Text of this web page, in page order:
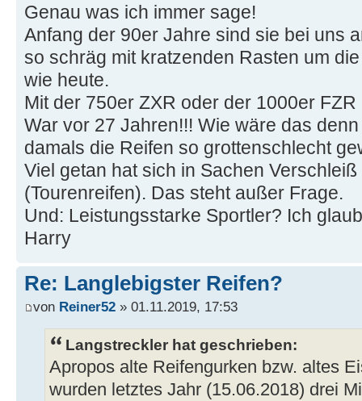
Genau was ich immer sage!
Anfang der 90er Jahre sind sie bei uns
so schräg mit kratzenden Rasten um
wie heute.
Mit der 750er ZXR oder der 1000er
War vor 27 Jahren!!! Wie wäre das
damals die Reifen so grottenschlecht
Viel getan hat sich in Sachen
(Tourenreifen). Das steht außer Frage.
Und: Leistungsstarke Sportler? Ich
Harry
Re: Langlebigster Reifen?
von Reiner52 » 01.11.2019, 17:53
Langstreckler hat geschrieben:
Apropos alte Reifengurken bzw. altes
wurden letztes Jahr (15.06.2018) drei